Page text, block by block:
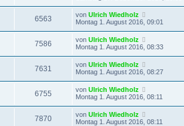
6563 von Ulrich Wiedholz
Montag 1. August 2016, 09:01
7586 von Ulrich Wiedholz
Montag 1. August 2016, 08:33
7631 von Ulrich Wiedholz
Montag 1. August 2016, 08:27
6755 von Ulrich Wiedholz
Montag 1. August 2016, 08:11
7870 von Ulrich Wiedholz
Montag 1. August 2016, 08:11